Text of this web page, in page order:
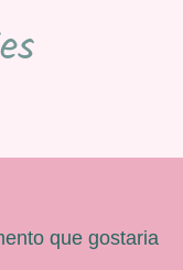
que gostaria